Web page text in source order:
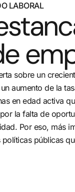
LABORAL
sobre un
aumento de la
en edad activa
la falta de
Por eso, más
públicas